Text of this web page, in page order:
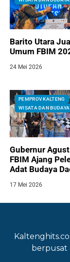
Barito Utara
Umum FBIM
24 Mei 2026
PEMPROV KALTENG
WISATA DAN BUDAYA
Gubernur
FBIM Ajang
Adat Budaya
17 Mei 2026
berpusat